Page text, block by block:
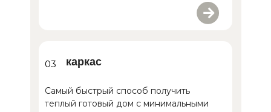
каркас
03
Самый быстрый способ получить
теплый готовый дом с минимальными